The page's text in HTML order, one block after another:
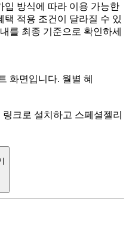
입 방식에 따라 이용 가능한
택 적용 조건이 달라질 수 있
를 최종 기준으로 확인하세
화면입니다. 월별 혜
링크로 설치하고 스페셜젤리